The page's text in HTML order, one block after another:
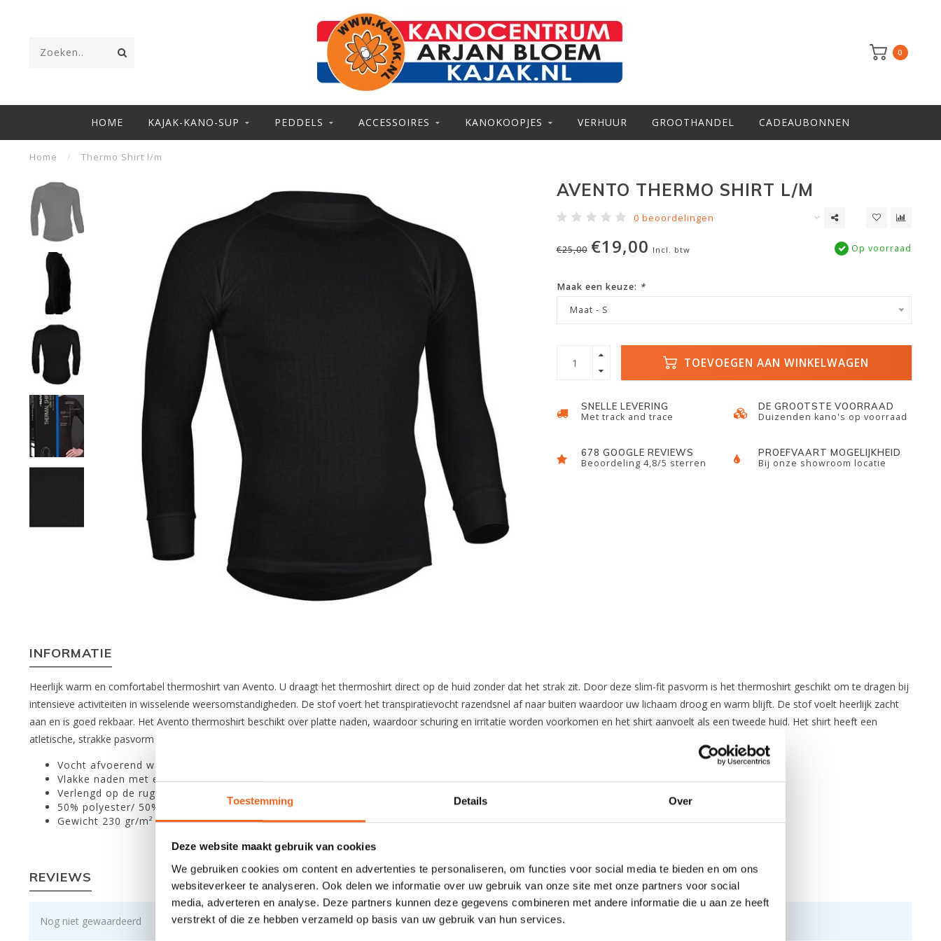
Toestemming Details Over
Deze website maakt gebruik van cookies
We gebruiken cookies om content en advertenties te personaliseren, om functies voor social media te bieden en om ons
websiteverkeer te analyseren. Ook delen we informatie over uw gebruik van onze site met onze partners voor social
media, adverteren en analyse. Deze partners kunnen deze gegevens combineren met andere informatie die u aan ze heeft
verstrekt of die ze hebben verzameld op basis van uw gebruik van hun services.
0
HOME KAJAK-KANO-SUP PEDDELS ACCESSOIRES KANOKOOPJES VERHUUR GROOTHANDEL CADEAUBONNEN
Home / Thermo Shirt l/m
AVENTO THERMO SHIRT L/M
0 beoordelingen
€25,00 €19,00 Incl. btw Op voorraad
Maak een keuze: *
Maat - S
TOEVOEGEN AAN WINKELWAGEN
SNELLE LEVERING
Met track and trace
DE GROOTSTE VOORRAAD
Duizenden kano's op voorraad
678 GOOGLE REVIEWS
Beoordeling 4,8/5 sterren
PROEFVAART MOGELIJKHEID
Bij onze showroom locatie
INFORMATIE
Heerlijk warm en comfortabel thermoshirt van Avento. U draagt het thermoshirt direct op de huid zonder dat het strak zit. Door deze slim-fit pasvorm is het thermoshirt geschikt om te dragen bij
intensieve activiteiten in wisselende weersomstandigheden. De stof voert het transpiratievocht razendsnel af naar buiten waardoor uw lichaam droog en warm blijft. De stof voelt heerlijk zacht
aan en is goed rekbaar. Het Avento thermoshirt beschikt over platte naden, waardoor schuring en irritatie worden voorkomen en het shirt aanvoelt als een tweede huid. Het shirt heeft een
atletische, strakke pasvorm met een iets langere achterkant, lange mouwen en aansluitende hals- en mouwboorden.
Vocht afvoerend waardoor lichaam droog en warm blijft
Vlakke naden met elastische manchetten
Verlengd op de rug
50% polyester/ 50% viscose
Gewicht 230 gr/m²
REVIEWS
Nog niet gewaardeerd